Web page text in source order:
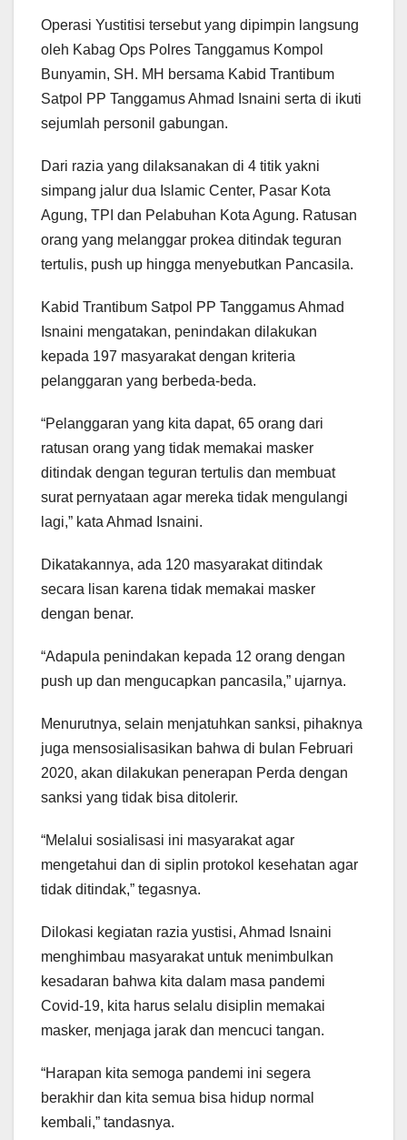
Operasi Yustitisi tersebut yang dipimpin langsung
oleh Kabag Ops Polres Tanggamus Kompol
Bunyamin, SH. MH bersama Kabid Trantibum
Satpol PP Tanggamus Ahmad Isnaini serta di ikuti
sejumlah personil gabungan.
Dari razia yang dilaksanakan di 4 titik yakni
simpang jalur dua Islamic Center, Pasar Kota
Agung, TPI dan Pelabuhan Kota Agung. Ratusan
orang yang melanggar prokea ditindak teguran
tertulis, push up hingga menyebutkan Pancasila.
Kabid Trantibum Satpol PP Tanggamus Ahmad
Isnaini mengatakan, penindakan dilakukan
kepada 197 masyarakat dengan kriteria
pelanggaran yang berbeda-beda.
“Pelanggaran yang kita dapat, 65 orang dari
ratusan orang yang tidak memakai masker
ditindak dengan teguran tertulis dan membuat
surat pernyataan agar mereka tidak mengulangi
lagi,” kata Ahmad Isnaini.
Dikatakannya, ada 120 masyarakat ditindak
secara lisan karena tidak memakai masker
dengan benar.
“Adapula penindakan kepada 12 orang dengan
push up dan mengucapkan pancasila,” ujarnya.
Menurutnya, selain menjatuhkan sanksi, pihaknya
juga mensosialisasikan bahwa di bulan Februari
2020, akan dilakukan penerapan Perda dengan
sanksi yang tidak bisa ditolerir.
“Melalui sosialisasi ini masyarakat agar
mengetahui dan di siplin protokol kesehatan agar
tidak ditindak,” tegasnya.
Dilokasi kegiatan razia yustisi, Ahmad Isnaini
menghimbau masyarakat untuk menimbulkan
kesadaran bahwa kita dalam masa pandemi
Covid-19, kita harus selalu disiplin memakai
masker, menjaga jarak dan mencuci tangan.
“Harapan kita semoga pandemi ini segera
berakhir dan kita semua bisa hidup normal
kembali,” tandasnya.